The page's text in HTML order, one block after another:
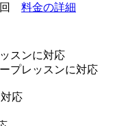
回 料金の詳細